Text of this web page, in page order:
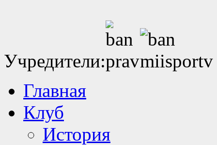
Учредители:
Главная
Клуб
История